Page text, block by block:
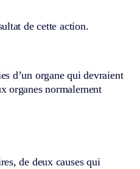
de cette action.
d’un organe qui devraient
organes normalement
de deux causes qui